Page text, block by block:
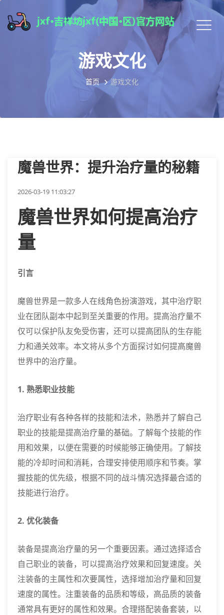
游戏文化
首页 游戏文化
魔兽世界：提升治疗量的秘籍
2026-03-19 11:03:27
魔兽世界如何提高治疗
量
引言
魔兽世界是一款多人在线角色扮演游戏，其中治疗职
业在团队副本中起到至关重要的作用。提高治疗量不
仅可以保护队友免受伤害，还可以提高团队的生存能
力和通关效率。本文将从多个方面探讨如何提高魔兽
世界中的治疗量。
1. 熟悉职业技能
治疗职业有各种各样的技能和法术，熟悉并了解自己
职业的技能是提高治疗量的基础。了解每个技能的作
用和效果，以便在需要的时候能够正确使用。了解技
能的冷却时间和消耗，合理安排使用顺序和节奏。掌
握技能的优先级，根据不同的战斗情况选择最合适的
技能进行治疗。
2. 优化装备
装备是提高治疗量的另一个重要因素。通过选择适合
自己职业的装备，可以提高治疗效果和回复速度。关
注装备的主属性和次要属性，选择增加治疗量和回复
速度的属性。注重装备的品质和等级，高品质的装备
通常具有更好的属性和效果。合理搭配装备套装，以